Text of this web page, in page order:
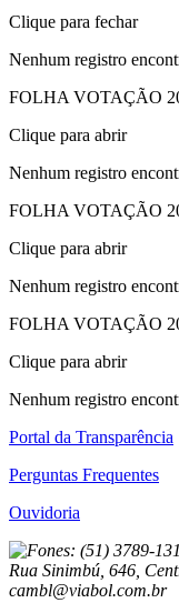
Clique para fechar
Nenhum registro
FOLHA VOTAÇÃO
Clique para abrir
Nenhum registro
FOLHA VOTAÇÃO
Clique para abrir
Nenhum registro
FOLHA VOTAÇÃO
Clique para abrir
Nenhum registro
Portal da Transparência
Perguntas Frequentes
Ouvidoria
Fones: (51) 3789-
Rua Sinimbú, 646,
cambl@viabol.com.br